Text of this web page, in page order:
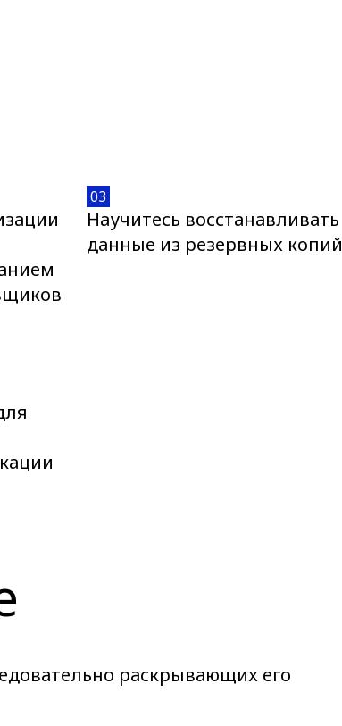
03
Научитесь восстанавливать
данные из резервных копий
раскрывающих его